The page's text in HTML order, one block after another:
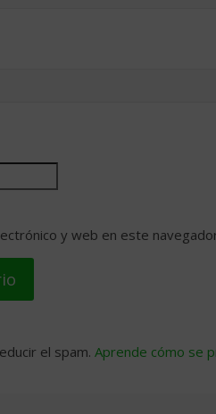
y web en este
el spam. Aprende cómo se